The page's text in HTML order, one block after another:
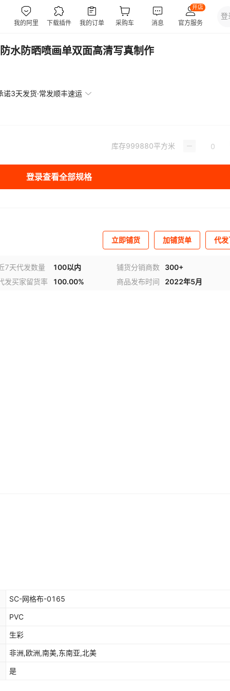
水防晒喷画单双面高清写真制作
诺3天发货·常发顺丰速运
库存999880平方米
登录查看全部规格
立即铺货 加铺货单 代
7天代发数量 100以内 铺货分销商数
300+
发买家留货率
100.00% 商品发布时间 2022年5月
SC-网格布-0165
PVC
生彩
非洲,欧洲,南美,东南亚,北美
是